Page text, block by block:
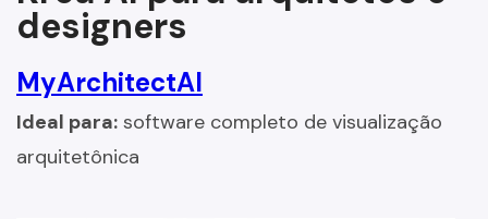
designers
MyArchitectAI
Ideal para: software completo de visualização
arquitetônica